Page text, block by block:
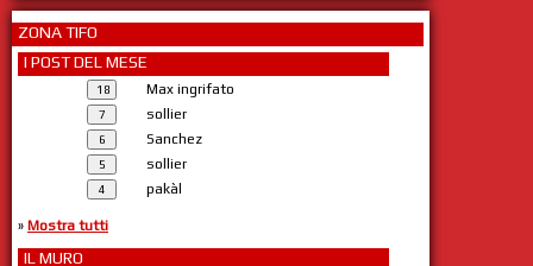
ZONA TIFO
I POST DEL MESE
Max ingrifato
sollier
Sanchez
sollier
pakàl
» Mostra tutti
IL MURO